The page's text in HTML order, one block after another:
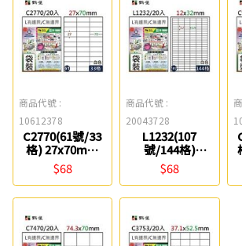
商品代號 :
10612378
C2770(61號/33
格) 27x70mm
A4三用電腦標籤
鶴屋
$68
商品代號 :
20043728
L1232(107
號/144格)
12x32mm A4三
用電腦標籤 鶴屋
$68